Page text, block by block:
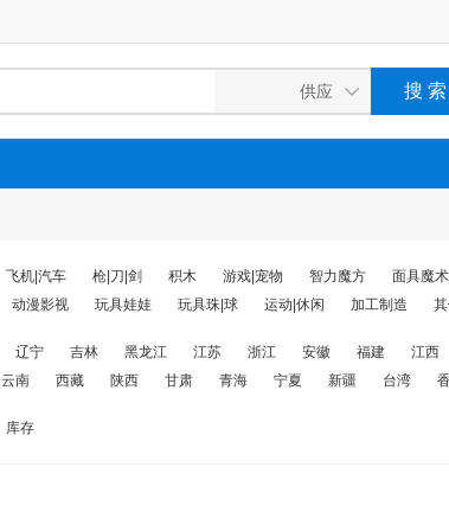
飞机|汽车 枪|刀|剑 积木 游戏|宠物 智力魔方
面具魔术
动漫影视 玩具娃娃 玩具珠|球 运动|休闲 加工制造
辽宁 吉林 黑龙江 江苏 浙江 安徽 福建 江西
云南 西藏 陕西 甘肃 青海 宁夏 新疆 台湾
库存